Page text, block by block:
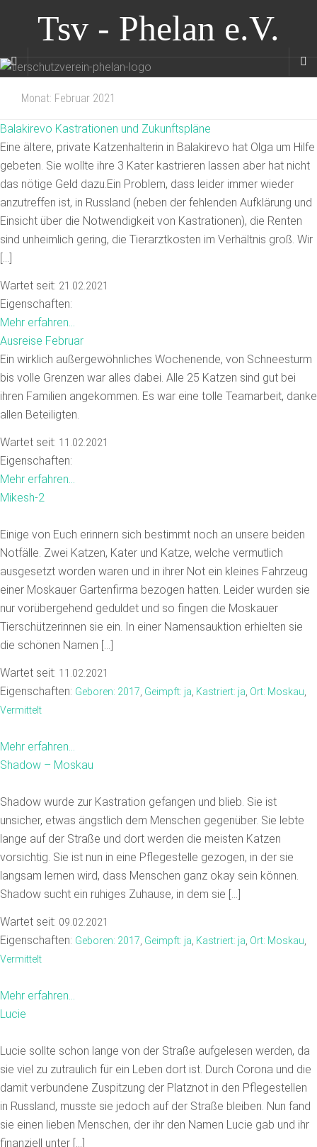
Tsv - Phelan e.V.
Monat: Februar 2021
Balakirevo Kastrationen und Zukunftspläne
Eine ältere, private Katzenhalterin in Balakirevo hat Olga um Hilfe
gebeten. Sie wollte ihre 3 Kater kastrieren lassen aber hat nicht
das nötige Geld dazu.Ein Problem, dass leider immer wieder
anzutreffen ist, in Russland (neben der fehlenden Aufklärung und
Einsicht über die Notwendigkeit von Kastrationen), die Renten
sind unheimlich gering, die Tierarztkosten im Verhältnis groß. Wir
[…]
Wartet seit: 21.02.2021
Eigenschaften:
Mehr erfahren...
Ausreise Februar
Ein wirklich außergewöhnliches Wochenende, von Schneesturm
bis volle Grenzen war alles dabei. Alle 25 Katzen sind gut bei
ihren Familien angekommen. Es war eine tolle Teamarbeit, danke
allen Beteiligten.
Wartet seit: 11.02.2021
Eigenschaften:
Mehr erfahren...
Mikesh-2
Einige von Euch erinnern sich bestimmt noch an unsere beiden
Notfälle. Zwei Katzen, Kater und Katze, welche vermutlich
ausgesetzt worden waren und in ihrer Not ein kleines Fahrzeug
einer Moskauer Gartenfirma bezogen hatten. Leider wurden sie
nur vorübergehend geduldet und so fingen die Moskauer
Tierschützerinnen sie ein. In einer Namensauktion erhielten sie
die schönen Namen […]
Wartet seit: 11.02.2021
Eigenschaften: Geboren: 2017 Geimpft: ja Kastriert: ja Ort: Moskau
Vermittelt
Mehr erfahren...
Shadow – Moskau
Shadow wurde zur Kastration gefangen und blieb. Sie ist
unsicher, etwas ängstlich dem Menschen gegenüber. Sie lebte
lange auf der Straße und dort werden die meisten Katzen
vorsichtig. Sie ist nun in eine Pflegestelle gezogen, in der sie
langsam lernen wird, dass Menschen ganz okay sein können.
Shadow sucht ein ruhiges Zuhause, in dem sie […]
Wartet seit: 09.02.2021
Eigenschaften: Geboren: 2017 Geimpft: ja Kastriert: ja Ort: Moskau
Vermittelt
Mehr erfahren...
Lucie
Lucie sollte schon lange von der Straße aufgelesen werden, da
sie viel zu zutraulich für ein Leben dort ist. Durch Corona und die
damit verbundene Zuspitzung der Platznot in den Pflegestellen
in Russland, musste sie jedoch auf der Straße bleiben. Nun fand
sie einen lieben Menschen, der ihr den Namen Lucie gab und ihr
finanziell unter […]